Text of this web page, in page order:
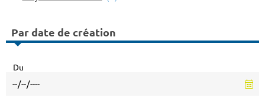
Par date de création
Du